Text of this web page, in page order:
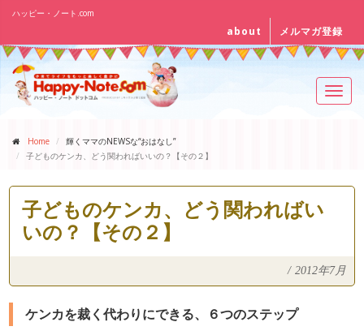
ハッピー・ノート.com
about メルマガ登録
Home
輝くママのNEWSな“おはなし”
子どものケンカ、どう関わればいいの？【その２】
子どものケンカ、どう関わればい
いの？【その２】
/ 2012年7月
ケンカを裁く代わりにできる、６つのステップ